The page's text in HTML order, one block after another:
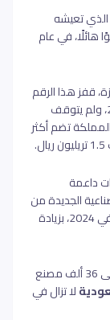
تعيشه
القطاع نموًا هائلًا، في عام
قفز هذا الرقم
بنسبة 60% ليصل إلى 11,549 مصنعًا في عام 2023، ولم يتوقف
حلول عام 2024، أصبحت المملكة تضم أكثر
داعمة
الجديدة من
963 مليون ريال في عام 2020 إلى 26.7 مليار ريال في 2024، بزيادة
وتطمح الاستراتيجية الوطنية للصناعة إلى الوصول إلى 36 ألف مصنع
لا تزال في